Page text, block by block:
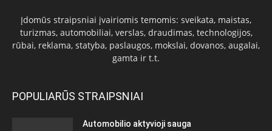
Įdomūs straipsniai įvairiomis temomis: sveikata, maistas,
turizmas, automobiliai, verslas, draudimas, technologijos,
rūbai, reklama, statyba, paslaugos, mokslai, dovanos, augalai,
gamta ir t.t.
POPULIARŪS STRAIPSNIAI
Automobilio aktyvioji sauga